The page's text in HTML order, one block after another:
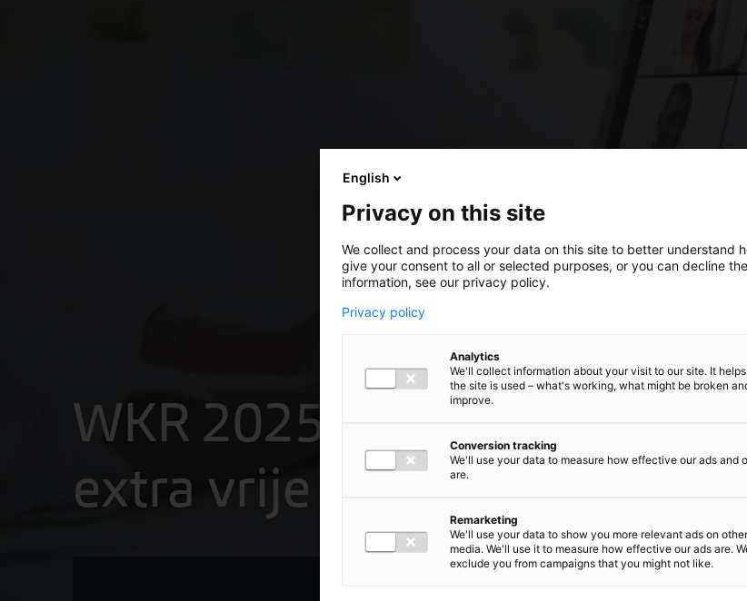
WKR 2025: benut de
extra vrije ruimte
English
Privacy on this site
We collect and process your data on this site to better understand
give your consent to all or selected purposes, or you can decline
information, see our privacy policy.
Privacy policy
Analytics
We'll collect information about your visit to our site. It
the site is used – what's working, what might be broken
improve.
Conversion tracking
We'll use your data to measure how effective our ads and
are.
Remarketing
We'll use your data to show you more relevant ads on
media. We'll use it to measure how effective our ads are.
exclude you from campaigns that you might not like.